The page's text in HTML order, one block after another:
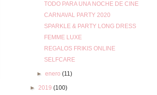
TODO PARA UNA NOCHE DE CINE
CARNAVAL PARTY 2020
SPARKLE & PARTY LONG DRESS
FEMME LUXE
REGALOS FRIKIS ONLINE
SELFCARE
►enero(11)
► 2019 (100)